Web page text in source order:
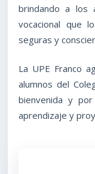
brindando a los
vocacional que
seguras y
La UPE Franco
alumnos del
bienvenida y
aprendizaje y